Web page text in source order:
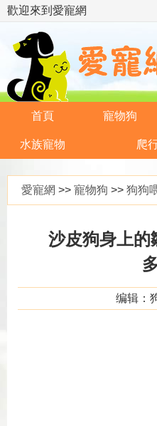
歡迎來到愛寵網
首頁 寵物狗
水族寵物 爬
愛寵網 >> 寵物狗 >> 狗狗
沙皮狗身上的
编辑：